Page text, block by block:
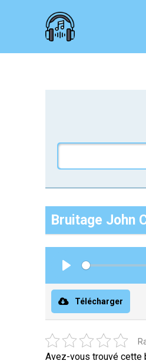
Bruitage John
Télécharger
Avez-vous trouvé cette